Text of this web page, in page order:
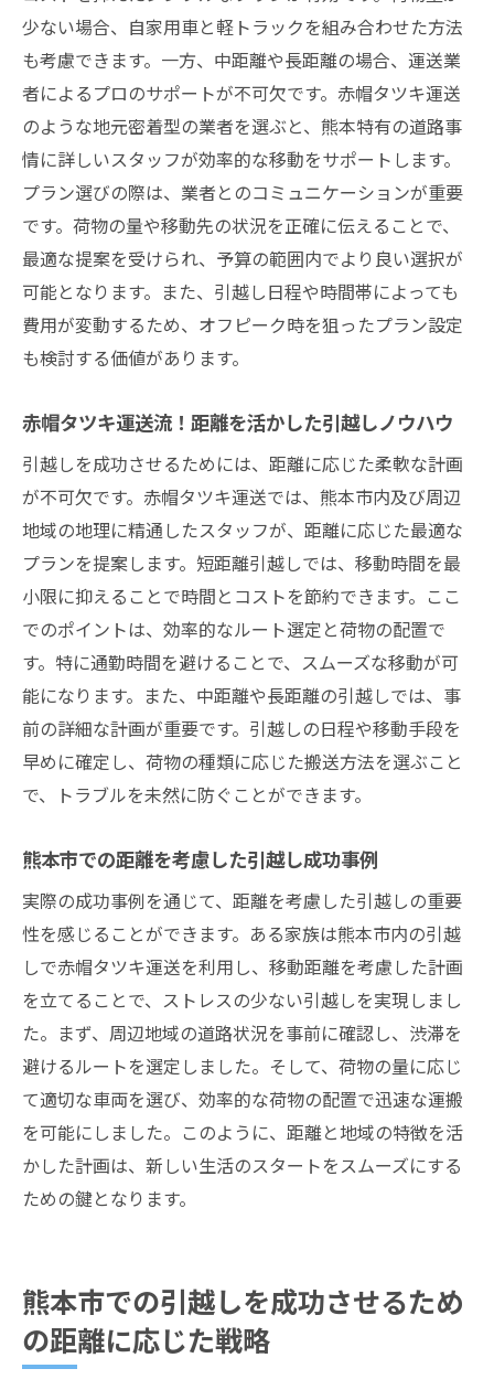
少ない場合、自家用車と軽トラックを組み合わせた方法
も考慮できます。一方、中距離や長距離の場合、運送業
者によるプロのサポートが不可欠です。赤帽タツキ運送
のような地元密着型の業者を選ぶと、熊本特有の道路事
情に詳しいスタッフが効率的な移動をサポートします。
プラン選びの際は、業者とのコミュニケーションが重要
です。荷物の量や移動先の状況を正確に伝えることで、
最適な提案を受けられ、予算の範囲内でより良い選択が
可能となります。また、引越し日程や時間帯によっても
費用が変動するため、オフピーク時を狙ったプラン設定
も検討する価値があります。
赤帽タツキ運送流！距離を活かした引越しノウハウ
引越しを成功させるためには、距離に応じた柔軟な計画
が不可欠です。赤帽タツキ運送では、熊本市内及び周辺
地域の地理に精通したスタッフが、距離に応じた最適な
プランを提案します。短距離引越しでは、移動時間を最
小限に抑えることで時間とコストを節約できます。ここ
でのポイントは、効率的なルート選定と荷物の配置で
す。特に通勤時間を避けることで、スムーズな移動が可
能になります。また、中距離や長距離の引越しでは、事
前の詳細な計画が重要です。引越しの日程や移動手段を
早めに確定し、荷物の種類に応じた搬送方法を選ぶこと
で、トラブルを未然に防ぐことができます。
熊本市での距離を考慮した引越し成功事例
実際の成功事例を通じて、距離を考慮した引越しの重要
性を感じることができます。ある家族は熊本市内の引越
しで赤帽タツキ運送を利用し、移動距離を考慮した計画
を立てることで、ストレスの少ない引越しを実現しまし
た。まず、周辺地域の道路状況を事前に確認し、渋滞を
避けるルートを選定しました。そして、荷物の量に応じ
て適切な車両を選び、効率的な荷物の配置で迅速な運搬
を可能にしました。このように、距離と地域の特徴を活
かした計画は、新しい生活のスタートをスムーズにする
ための鍵となります。
熊本市での引越しを成功させるため
の距離に応じた戦略